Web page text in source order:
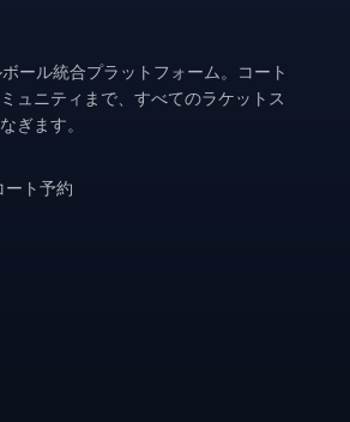
ール統合プラットフォーム。コート
ュニティまで、すべてのラケットス
ぎます。
ート予約